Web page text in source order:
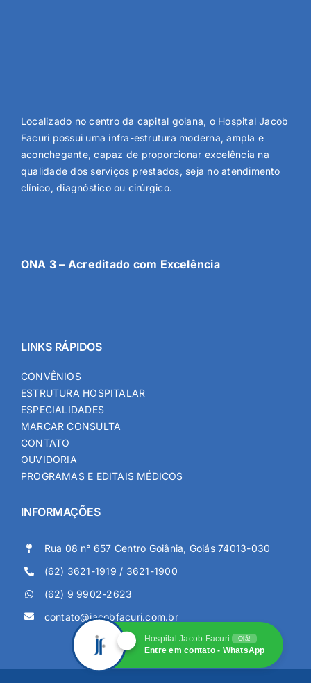
Localizado no centro da capital goiana, o Hospital Jacob
Facuri possui uma infra-estrutura moderna, ampla e
aconchegante, capaz de proporcionar excelência na
qualidade dos serviços prestados, seja no atendimento
clínico, diagnóstico ou cirúrgico.
ONA 3 – Acreditado com Excelência
LINKS RÁPIDOS
CONVÊNIOS
ESTRUTURA HOSPITALAR
ESPECIALIDADES
MARCAR CONSULTA
CONTATO
OUVIDORIA
PROGRAMAS E EDITAIS MÉDICOS
INFORMAÇÕES
Rua 08 n° 657 Centro Goiânia, Goiás 74013-030
(62) 3621-1919 / 3621-1900
(62) 9 9902-2623
contato@jacobfacuri.com.br
Hospital Jacob Facuri Olá!
Entre em contato - WhatsApp